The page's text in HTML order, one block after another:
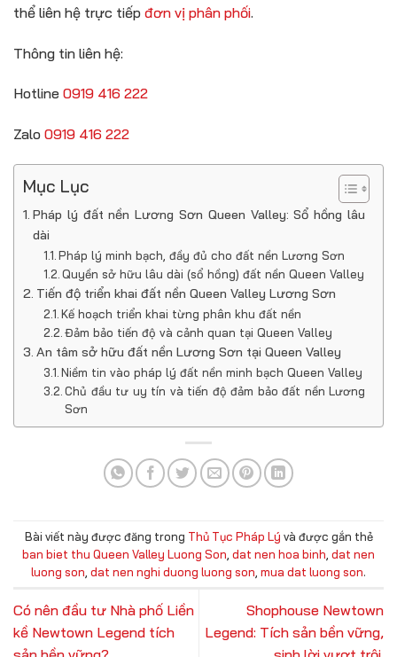
thể liên hệ trực tiếp đơn vị phân phối.
Thông tin liên hệ:
Hotline 0919 416 222
Zalo 0919 416 222
Mục Lục
Pháp lý đất nền Lương Sơn Queen Valley: Sổ hồng lâu
dài
Pháp lý minh bạch, đầy đủ cho đất nền Lương Sơn
Quyền sở hữu lâu dài (sổ hồng) đất nền Queen Valley
Tiến độ triển khai đất nền Queen Valley Lương Sơn
Kế hoạch triển khai từng phân khu đất nền
Đảm bảo tiến độ và cảnh quan tại Queen Valley
An tâm sở hữu đất nền Lương Sơn tại Queen Valley
Niềm tin vào pháp lý đất nền minh bạch Queen Valley
Chủ đầu tư uy tín và tiến độ đảm bảo đất nền Lương
Sơn
Bài viết này được đăng trong Thủ Tục Pháp Lý và được gắn thẻ
ban biet thu Queen Valley Luong Son dat nen hoa binh dat nen
luong son dat nen nghi duong luong son mua dat luong son.
Có nên đầu tư Nhà phố Liền
kề Newtown Legend tích
Shophouse Newtown
Legend: Tích sản bền vững,